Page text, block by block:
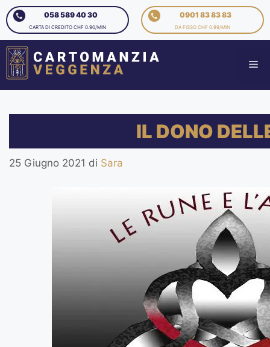
058 589 40 30
CARTA DI CREDITO CHF 0.90/MIN
0901 83 83 83
DA FISSO CHF 0.99/MIN
IL DONO
25 Giugno 2021 di Sara